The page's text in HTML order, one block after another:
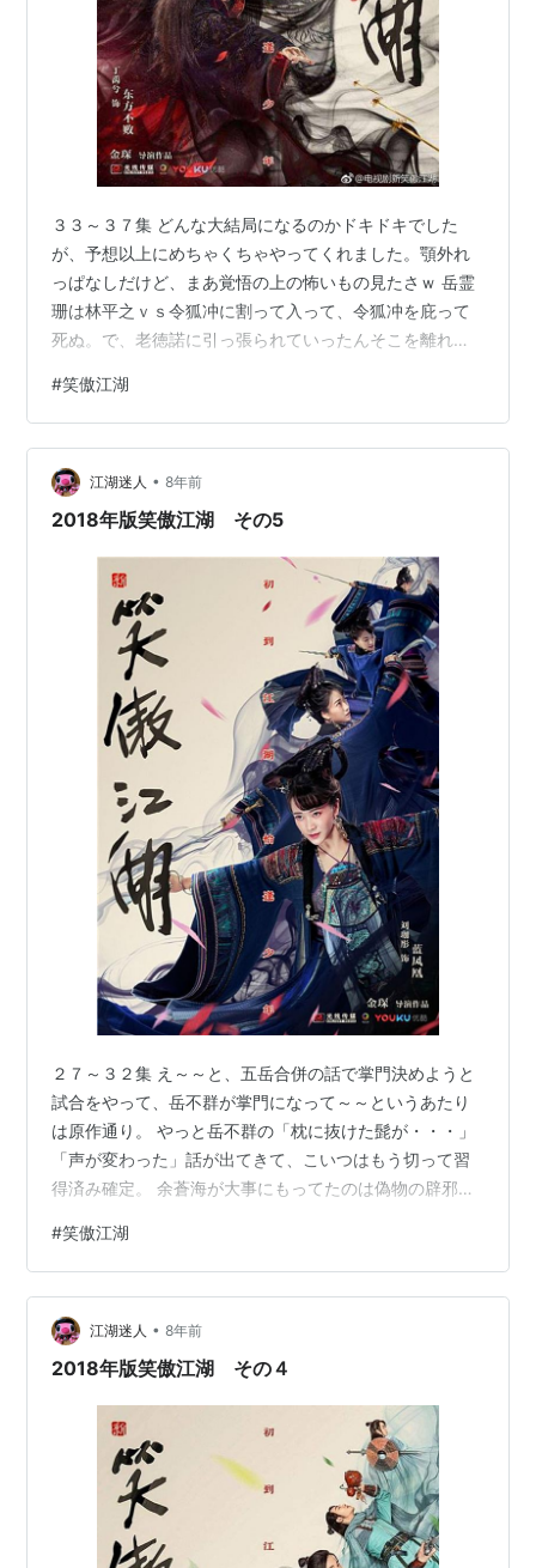
３３～３７集 どんな大結局になるのかドキドキでした
が、予想以上にめちゃくちゃやってくれました。顎外れ
っぱなしだけど、まあ覚悟の上の怖いもの見たさｗ 岳霊
珊は林平之ｖｓ令狐冲に割って入って、令狐冲を庇って
死ぬ。で、老徳諾に引っ張られていったんそこを離れた
が盈盈を助け、寧中則が岳不群を見限る。 正派ｖｓ魔
教。東方不敗ｖｓ方証、冲虚に岳不群で方証と冲虚の内
力を吸って体調壊す東方不敗・・・ と、ここらへんまで
は先週からの延長線上でまあそうなるだろうだったんで
すが、そこからがもう予想していた以上のごりごり力技
#笑傲江湖
江湖迷人 • 8年前
2018年版笑傲江湖 その5
２７～３２集 え～～と、五岳合併の話で掌門決めようと
試合をやって、岳不群が掌門になって～～というあたり
は原作通り。 やっと岳不群の「枕に抜けた髭が・・・」
「声が変わった」話が出てきて、こいつはもう切って習
得済み確定。 余蒼海が大事にもってたのは偽物の辟邪剣
話を盗み聞いていて辟邪剣譜ゲット。さんざん悩んだ末
に彼も自宮。下着姿になって、裤子引っ張って、小刀差
し入れるあたり、芸が細かくなってきた。刀ふるったと
たんに、画面が切り替わって、岳霊珊がはさみをチョッ
キン。なんだ、この演出ｗ ま、それいうことなのに、東
#笑傲江湖
江湖迷人 • 8年前
2018年版笑傲江湖 その４